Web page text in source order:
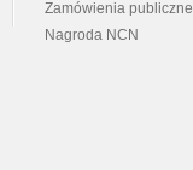
Zamówienia publiczne
Nagroda NCN